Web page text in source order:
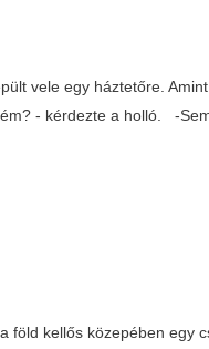
vele egy háztetőre.
- kérdezte a holló. -
föld kellős közepében